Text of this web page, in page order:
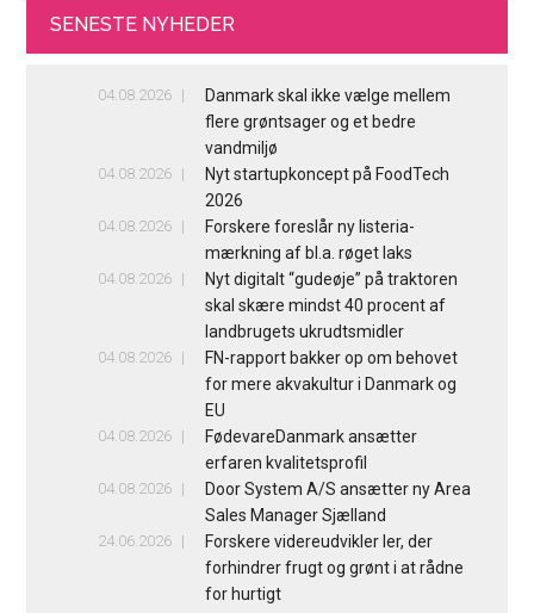
SENESTE NYHEDER
04.08.2026
Danmark skal ikke vælge mellem
flere grøntsager og et bedre
vandmiljø
04.08.2026
Nyt startupkoncept på FoodTech
2026
04.08.2026
Forskere foreslår ny listeria-
mærkning af bl.a. røget laks
04.08.2026
Nyt digitalt “gudeøje” på traktoren
skal skære mindst 40 procent af
landbrugets ukrudtsmidler
04.08.2026
FN-rapport bakker op om behovet
for mere akvakultur i Danmark og
EU
04.08.2026
FødevareDanmark ansætter
erfaren kvalitetsprofil
04.08.2026
Door System A/S ansætter ny Area
Sales Manager Sjælland
24.06.2026
Forskere videreudvikler ler, der
forhindrer frugt og grønt i at rådne
for hurtigt